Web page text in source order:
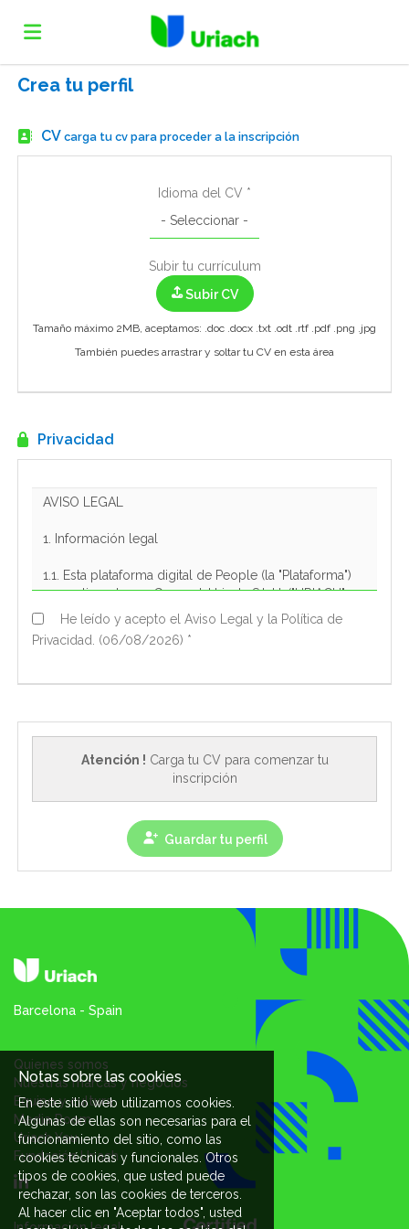
Home
Lista
trabajo
Idioma
IT
Crea tu perfil
CVcarga tu cv para proceder a la inscripción
Idioma del CV *
Subir tu currículum
Subir CV
Tamaño máximo 2MB, aceptamos: .doc .docx .txt .odt .rtf .pdf .png .jpg
También puedes arrastrar y soltar tu CV en esta área
Privacidad
He leído y acepto el Aviso Legal y la Política de
Privacidad. (06/08/2026) *
Atención ! Carga tu CV para comenzar tu
inscripción
Guardar tu perfil
Barcelona - Spain
Quienes somos
Nuestras marcas y negocios
Equipo y cultura
Media Room
Uriach You
Fundación Uriach
Notas sobre las cookies
En este sitio web utilizamos cookies.
Algunas de ellas son necesarias para el
funcionamiento del sitio, como las
cookies técnicas y funcionales. Otros
tipos de cookies, que usted puede
rechazar, son las cookies de terceros.
Al hacer clic en "Aceptar todos", usted